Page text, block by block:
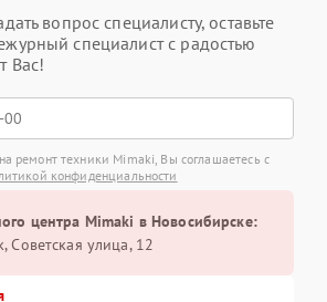
вопрос специалисту, оставьте
специалист с радостью
Вас!
ремонт техники Mimaki, Вы соглашаетесь с
конфиденциальности
центра Mimaki в Новосибирске:
Советская улица, 12